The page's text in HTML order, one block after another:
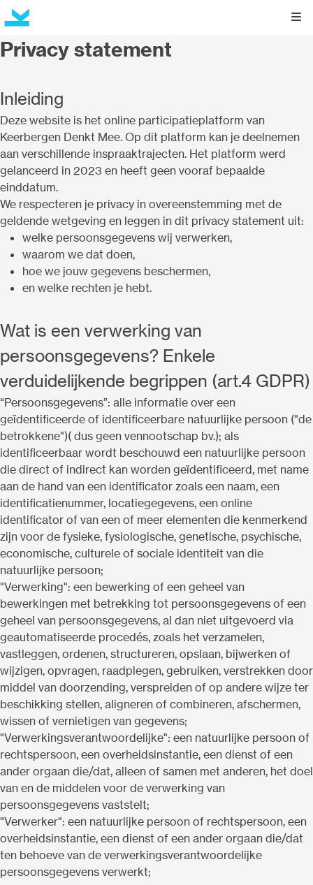
Privacy statement
Inleiding
Deze website is het online participatieplatform van
Keerbergen Denkt Mee. Op dit platform kan je deelnemen
aan verschillende inspraaktrajecten. Het platform werd
gelanceerd in 2023 en heeft geen vooraf bepaalde
einddatum.
We respecteren je privacy in overeenstemming met de
geldende wetgeving en leggen in dit privacy statement uit:
welke persoonsgegevens wij verwerken,
waarom we dat doen,
hoe we jouw gegevens beschermen,
en welke rechten je hebt.
Wat is een verwerking van
persoonsgegevens? Enkele
verduidelijkende begrippen (art.4 GDPR)
“Persoonsgegevens”: alle informatie over een
geïdentificeerde of identificeerbare natuurlijke persoon ("de
betrokkene")( dus geen vennootschap bv.); als
identificeerbaar wordt beschouwd een natuurlijke persoon
die direct of indirect kan worden geïdentificeerd, met name
aan de hand van een identificator zoals een naam, een
identificatienummer, locatiegegevens, een online
identificator of van een of meer elementen die kenmerkend
zijn voor de fysieke, fysiologische, genetische, psychische,
economische, culturele of sociale identiteit van die
natuurlijke persoon;
"Verwerking": een bewerking of een geheel van
bewerkingen met betrekking tot persoonsgegevens of een
geheel van persoonsgegevens, al dan niet uitgevoerd via
geautomatiseerde procedés, zoals het verzamelen,
vastleggen, ordenen, structureren, opslaan, bijwerken of
wijzigen, opvragen, raadplegen, gebruiken, verstrekken door
middel van doorzending, verspreiden of op andere wijze ter
beschikking stellen, aligneren of combineren, afschermen,
wissen of vernietigen van gegevens;
"Verwerkingsverantwoordelijke": een natuurlijke persoon of
rechtspersoon, een overheidsinstantie, een dienst of een
ander orgaan die/dat, alleen of samen met anderen, het doel
van en de middelen voor de verwerking van
persoonsgegevens vaststelt;
"Verwerker": een natuurlijke persoon of rechtspersoon, een
overheidsinstantie, een dienst of een ander orgaan die/dat
ten behoeve van de verwerkingsverantwoordelijke
persoonsgegevens verwerkt;